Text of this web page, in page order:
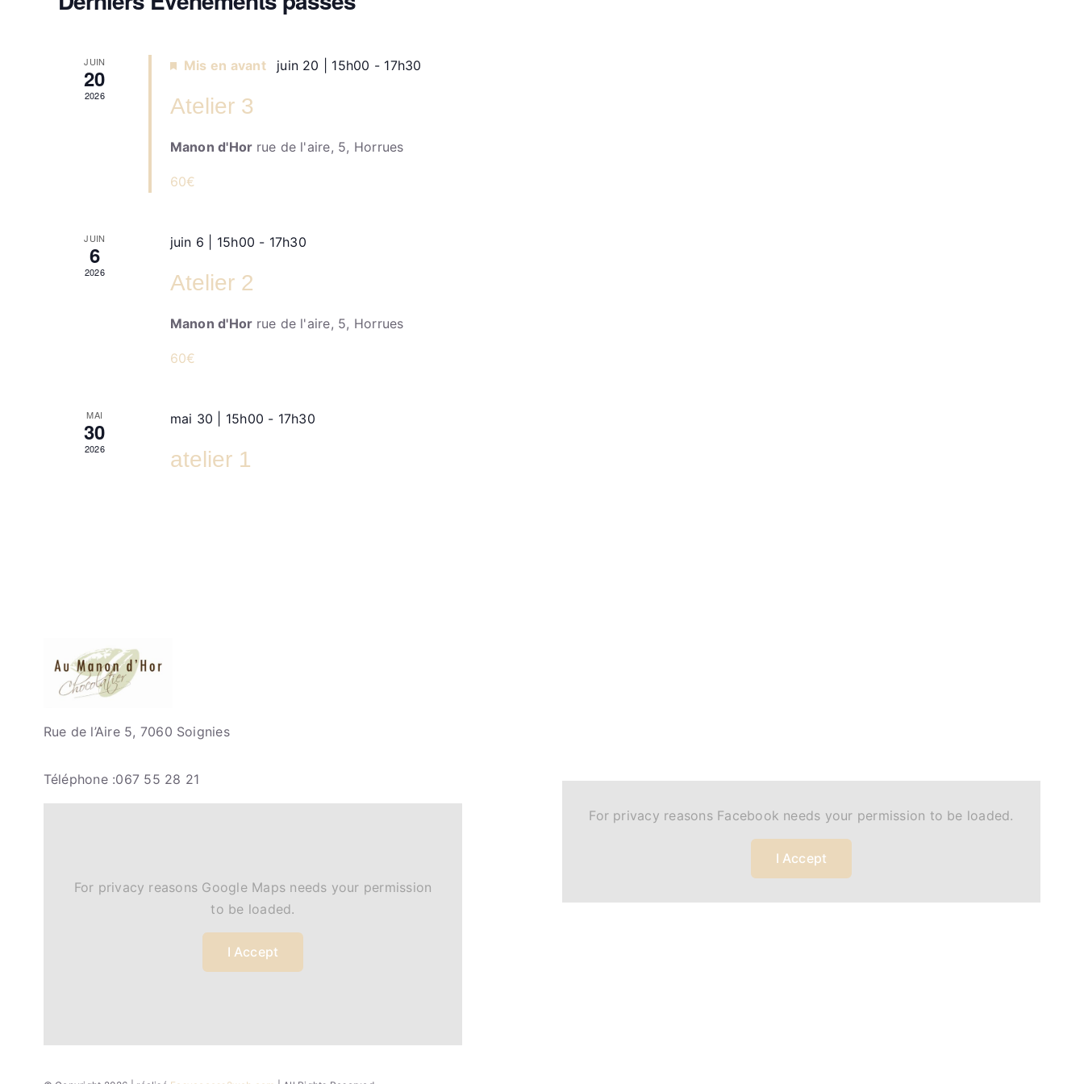
JUIN
20
2026
Mis en avant juin 20 | 15h00 - 17h30
Atelier 3
Manon d'Hor rue de l'aire, 5, Horrues
60€
JUIN
6
2026
juin 6 | 15h00 - 17h30
Atelier 2
Manon d'Hor rue de l'aire, 5, Horrues
60€
MAI
30
2026
mai 30 | 15h00 - 17h30
atelier 1
Rue de l’Aire 5, 7060 Soignies
Téléphone :067 55 28 21
For privacy reasons Google Maps needs your permission
to be loaded.
I Accept
For privacy reasons Facebook needs your permission to be loaded.
I Accept